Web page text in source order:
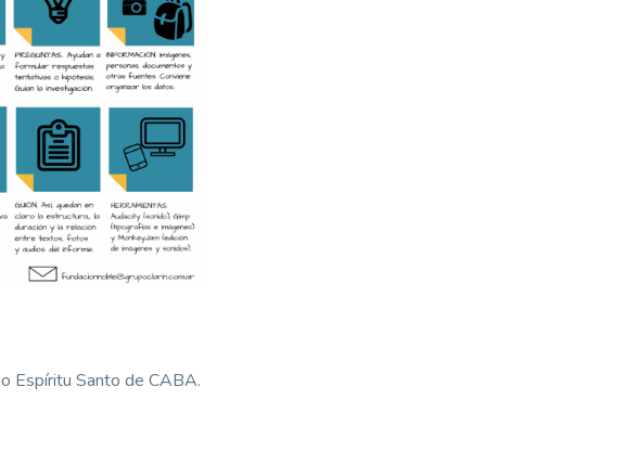
Espíritu Santo de CABA.